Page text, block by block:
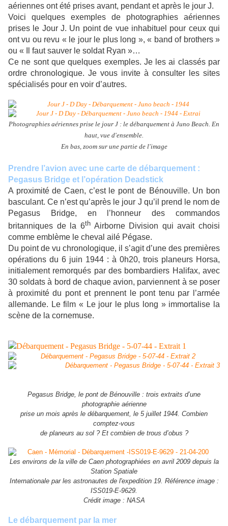
aériennes ont été prises avant, pendant et après le jour J.
Voici quelques exemples de photographies aériennes
prises le Jour J. Un point de vue inhabituel pour ceux qui
ont vu ou revu « le jour le plus long », « band of brothers »
ou « Il faut sauver le soldat Ryan »…
Ce ne sont que quelques exemples. Je les ai classés par
ordre chronologique. Je vous invite à consulter les sites
spécialisés pour en voir d’autres.
Photographies aériennes prise le jour J : le débarquement à Juno Beach. En
haut, vue d'ensemble.
En bas, zoom sur une partie de l'image
Prendre l’avion avec une carte de débarquement :
Pegasus Bridge et l’opération Deadstick
A proximité de Caen, c’est le pont de Bénouville. Un bon
basculant. Ce n’est qu’après le jour J qu’il prend le nom de
Pegasus Bridge, en l’honneur des commandos
britanniques de la 6thAirborne Division qui avait choisi
comme emblème le cheval ailé Pégase.
Du point de vu chronologique, il s’agit d’une des premières
opérations du 6 juin 1944 : à 0h20, trois planeurs Horsa,
initialement remorqués par des bombardiers Halifax, avec
30 soldats à bord de chaque avion, parviennent à se poser
à proximité du pont et prennent le pont tenu par l’armée
allemande. Le film « Le jour le plus long » immortalise la
scène de la cornemuse.
Pegasus Bridge, le pont de Bénouville : trois extraits d’une
photographie aérienne
prise un mois après le débarquement, le 5 juillet 1944. Combien
comptez-vous
de planeurs au sol ? Et combien de trous d’obus ?
Les environs de la ville de Caen photographiées en avril 2009 depuis la
Station Spatiale
Internationale par les astronautes de l'expedition 19. Référence image :
ISS019-E-9629.
Crédit image : NASA
Le débarquement par la mer